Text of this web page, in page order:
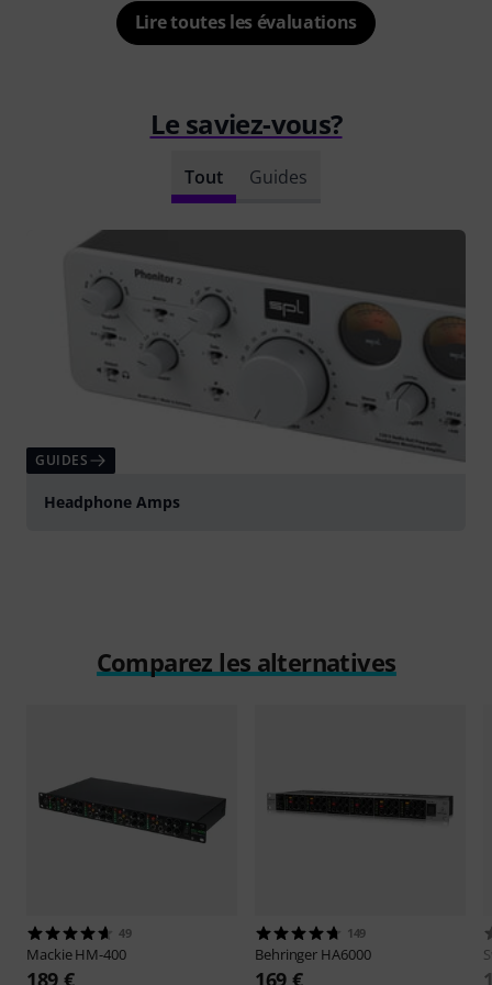
Lire toutes les évaluations
Le saviez-vous?
Tout Guides
GUIDES
Headphone Amps
Comparez les alternatives
49
MackieHM-400
189 €
149
Behringer HA6000
169 €